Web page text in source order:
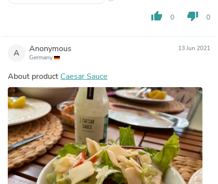
thumb_up 0 thumb_down 0
A Anonymous
Germany
13 Jun 2021
About product Caesar Sauce